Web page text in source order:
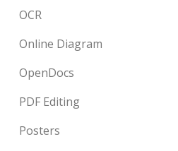
OCR
Online Diagram
OpenDocs
PDF Editing
Posters